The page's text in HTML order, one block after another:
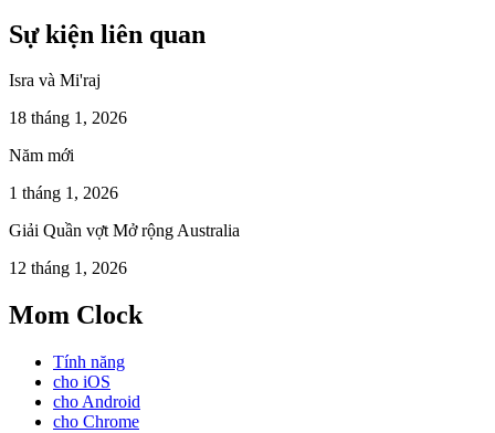
Sự kiện liên quan
Isra và Mi'raj
18 tháng 1, 2026
Năm mới
1 tháng 1, 2026
Giải Quần vợt Mở rộng Australia
12 tháng 1, 2026
Mom Clock
Tính năng
cho iOS
cho Android
cho Chrome